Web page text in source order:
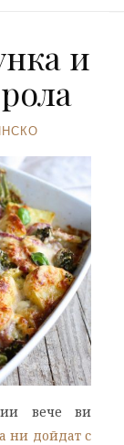
и
вече ви
ни дойдат с